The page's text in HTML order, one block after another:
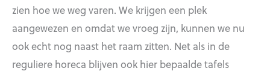
zien hoe we weg varen. We krijgen een plek
aangewezen en omdat we vroeg zijn, kunnen we nu
ook echt nog naast het raam zitten. Net als in de
reguliere horeca blijven ook hier bepaalde tafels